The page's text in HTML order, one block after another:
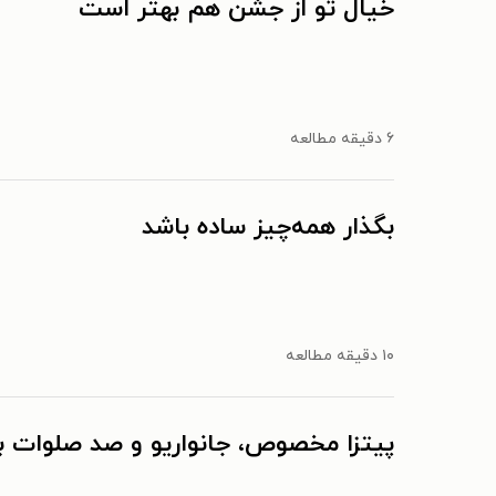
خیال تو از جشن هم بهتر است
۶ دقیقه مطالعه
بگذار همه‌چیز ساده باشد
۱۰ دقیقه مطالعه
پیتزا مخصوص، جانواریو و صد صلوات